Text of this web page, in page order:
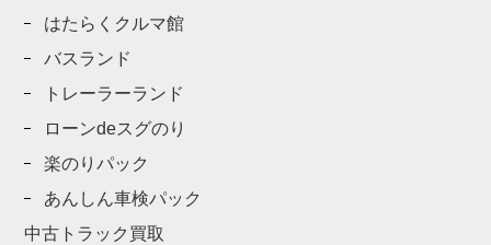
はたらくクルマ館
バスランド
トレーラーランド
ローンdeスグのり
楽のりパック
あんしん車検パック
中古トラック買取